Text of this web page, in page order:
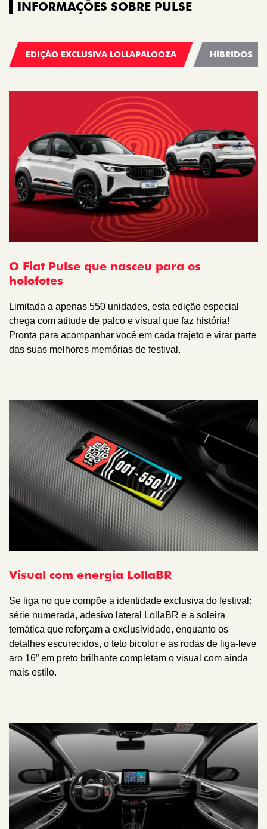
INFORMAÇÕES SOBRE PULSE
EDIÇÃO EXCLUSIVA LOLLAPALOOZA HÍBRIDOS
O Fiat Pulse que nasceu para os
holofotes
Limitada a apenas 550 unidades, esta edição especial
chega com atitude de palco e visual que faz história!
Pronta para acompanhar você em cada trajeto e virar parte
das suas melhores memórias de festival.
Visual com energia LollaBR
Se liga no que compõe a identidade exclusiva do festival:
série numerada, adesivo lateral LollaBR e a soleira
temática que reforçam a exclusividade, enquanto os
detalhes escurecidos, o teto bicolor e as rodas de liga-leve
aro 16” em preto brilhante completam o visual com ainda
mais estilo.